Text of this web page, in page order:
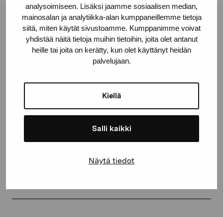
analysoimiseen. Lisäksi jaamme sosiaalisen median,
mainosalan ja analytiikka-alan kumppaneillemme tietoja
siitä, miten käytät sivustoamme. Kumppanimme voivat
yhdistää näitä tietoja muihin tietoihin, joita olet antanut
heille tai joita on kerätty, kun olet käyttänyt heidän
palvelujaan.
Kiellä
Salli kaikki
Näytä tiedot
Pro Artibus -säätiö
Kustaa Vaasan katu 11